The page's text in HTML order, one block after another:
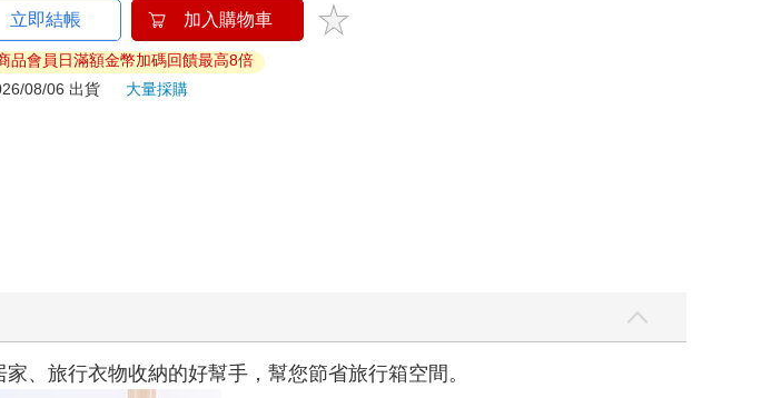
立即結帳 加入購物車
品會員日滿額金幣加碼回饋最高8倍
08/06 出貨
大量採購
、旅行衣物收納的好幫手，幫您節省旅行箱空間。